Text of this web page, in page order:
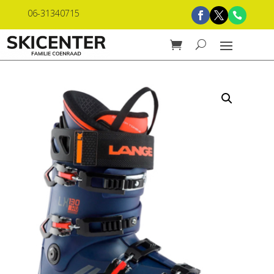
06-31340715